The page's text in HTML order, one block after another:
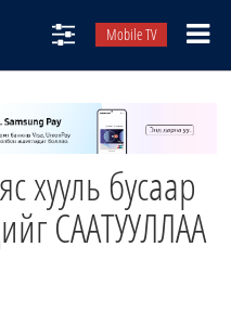
Mobile TV
хууль бусаар
СААТУУЛЛАА